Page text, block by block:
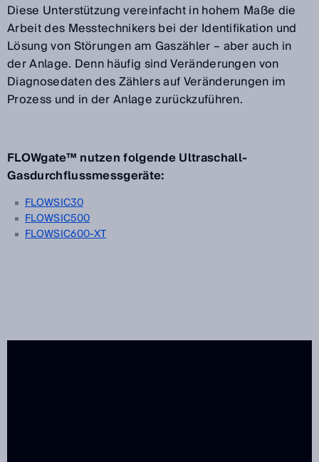
Diese Unterstützung vereinfacht in hohem Maße die
Arbeit des Messtechnikers bei der Identifikation und
Lösung von Störungen am Gaszähler – aber auch in
der Anlage. Denn häufig sind Veränderungen von
Diagnosedaten des Zählers auf Veränderungen im
Prozess und in der Anlage zurückzuführen.
FLOWgate™ nutzen folgende Ultraschall-
Gasdurchflussmessgeräte:
FLOWSIC30
FLOWSIC500
FLOWSIC600-XT